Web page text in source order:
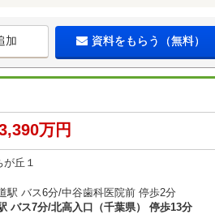
加 資料をもらう（無料）
万円
丘１
駅 バス6分/中谷歯科医院前 停歩2分
バス7分/北高入口（千葉県） 停歩13分